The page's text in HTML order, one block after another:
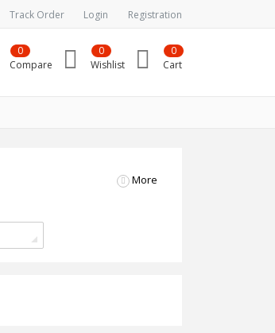
Track Order Login Registration
Compare
0
Wishlist
0
Cart
0
More